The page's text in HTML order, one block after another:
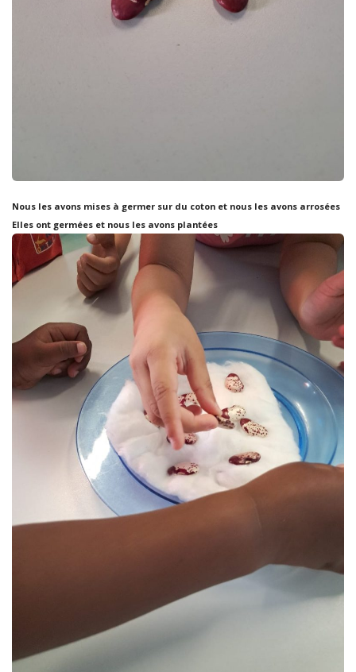
Nous les avons mises à germer sur du coton et nous les avons arrosées
Elles ont germées et nous les avons plantées